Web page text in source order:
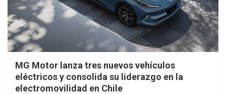
MG Motor lanza tres nuevos vehículos
eléctricos y consolida su liderazgo en la
electromovilidad en Chile